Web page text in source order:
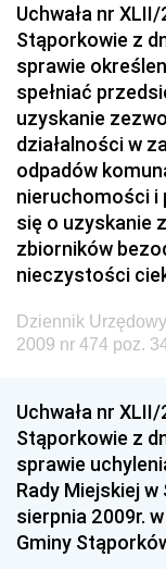
Dziennik
Dziennik
Dziennik
Kolejowego
Dziennik
Technologii
Dziennik
Dziennik
Państwowych
Dziennik
Rozwoju
Dziennik
Dziennik
Regionalnej
Dziennik
Dziennik
Uchwała nr
Stąporkowie z
sprawie
spełniać
uzyskanie
działalności w
odpadów
nieruchomości i
się o uzyskanie
zbiorników
nieczystości
Dziennik
2009 nr 474 poz.
Uchwała nr
Stąporkowie z
sprawie
Rady Miejskiej
sierpnia 2009r.
Gminy